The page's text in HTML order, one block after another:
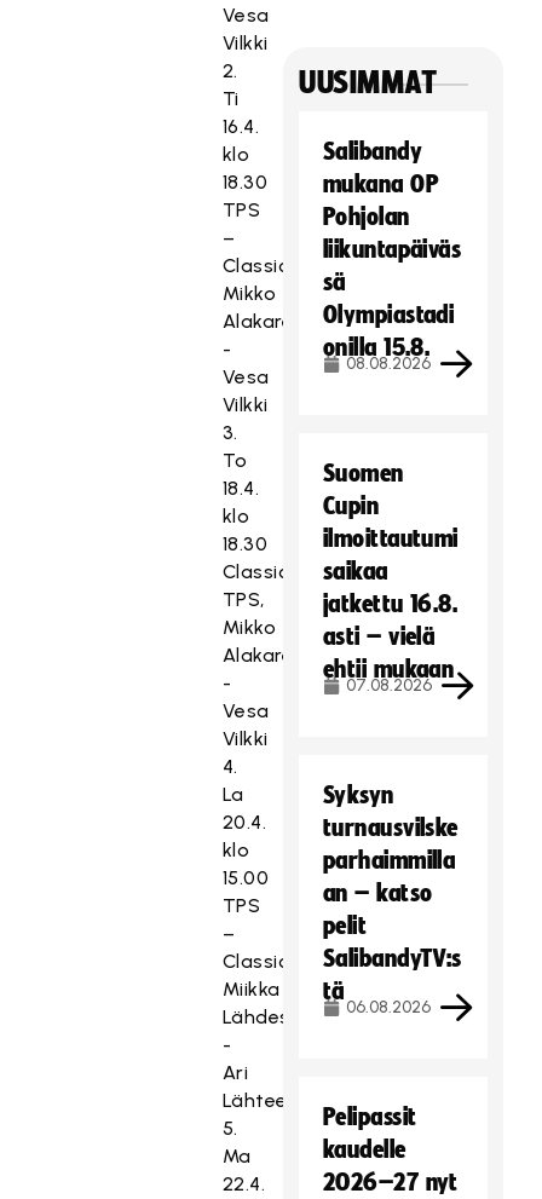
Vesa
Vilkki
2.
Ti
16.4.
klo
18.30
TPS
–
Classic,
Mikko
Alakare
-
Vesa
Vilkki
3.
To
18.4.
klo
18.30
Classic –
TPS,
Mikko
Alakare
-
Vesa
Vilkki
4.
La
20.4.
klo
15.00
TPS
–
Classic,
Miikka
Lähdesmäki
-
Ari
Lähteenmäki
5.
Ma
22.4.
UUSIMMAT
Salibandy
mukana OP
Pohjolan
liikuntapäiväs
sä
Olympiastadi
onilla 15.8.
08.08.2026
Suomen
Cupin
ilmoittautumi
saikaa
jatkettu 16.8.
asti – vielä
ehtii mukaan
07.08.2026
Syksyn
turnausvilske
parhaimmilla
an – katso
pelit
SalibandyTV:s
tä
06.08.2026
Pelipassit
kaudelle
2026–27 nyt